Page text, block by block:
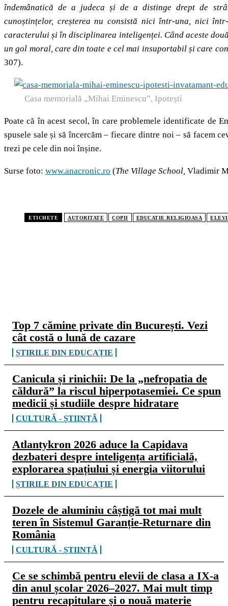
Top 7 cămine private din București. Vezi
cât costă o lună de cazare
ȘTIRILE DIN EDUCAȚIE
Canicula și rinichii: De la „nefropatia de
căldură” la riscul hiperpotasemiei. Ce spun
medicii și studiile despre hidratare
CULTURĂ - ȘTIINȚĂ
Atlantykron 2026 aduce la Capidava
dezbateri despre inteligența artificială,
explorarea spațiului și energia viitorului
ȘTIRILE DIN EDUCAȚIE
Dozele de aluminiu câștigă tot mai mult
teren în Sistemul Garanție-Returnare din
România
CULTURĂ - ȘTIINȚĂ
Ce se schimbă pentru elevii de clasa a IX-a
din anul școlar 2026–2027. Mai mult timp
pentru recapitulare și o nouă materie
îndemânatică de a judeca și de a distinge drept de
cunoștințelor, creșterea nu consistă nici într-una, nici
caracterului și în disciplinarea inteligenței. Când aceste
un gol moral, care din toate e cel mai insuportabil și care
307).
Casa memorială „Mihai Eminescu”, Ipotești
Poate că în acest secol, în care problemele identificate de
spusele sale și să încercăm – fiecare dintre noi – să facem
trezi pe cele din noi înșine.
Surse foto: www.anacronic.ro (The Village School, Vladimir
ETICHETE AUTORITATE COPII EDUCATIE RELIGIOASA ELEVI